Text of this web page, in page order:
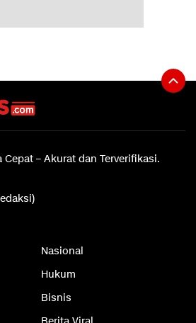
Cepat – Akurat dan Terverifikasi.
Nasional
Hukum
Bisnis